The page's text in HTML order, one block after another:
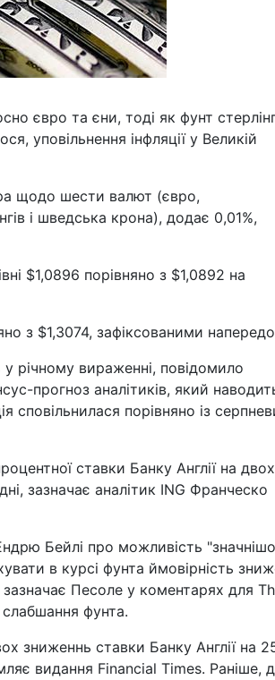
євро та єни, тоді як фунт
уповільнення інфляції у Великій
щодо шести валют (євро,
і шведська крона), додає 0,01%,
$1,0896 порівняно з $1,0892 на
з $1,3074, зафіксованими
у річному вираженні, повідомило
прогноз аналітиків, який
сповільнилася порівняно із
ставки Банку Англії на двох
зазначає аналітик ING Франческо
Бейлі про можливість
в курсі фунта ймовірність
Песоле у коментарях для
фунта.
зниженнь ставки Банку Англії на
видання Financial Times. Раніше,